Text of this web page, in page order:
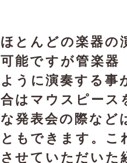
ほとんどの楽器の
可能ですが管楽器
ように演奏する事
合はマウスピース
な発表会の際など
ともできます。こ
させていただいた